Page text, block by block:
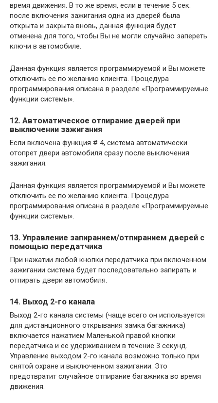
время движения. В то же время, если в течение 5 сек.
после включения зажигания одна из дверей была
открыта и закрыта вновь, данная функция будет
отменена для того, чтобы Вы не могли случайно запереть
ключи в автомобиле.
Данная функция является программируемой и Вы можете
отключить ее по желанию клиента. Процедура
программирования описана в разделе «Программируемые
функции системы».
12. Автоматическое отпирание дверей при
выключении зажигания
Если включена функция # 4, система автоматически
отопрет двери автомобиля сразу после выключения
зажигания.
Данная функция является программируемой и Вы можете
отключить ее по желанию клиента. Процедура
программирования описана в разделе «Программируемые
функции системы».
13. Управление запиранием/отпиранием дверей с
помощью передатчика
При нажатии любой кнопки передатчика при включенном
зажигании система будет последовательно запирать и
отпирать двери автомобиля.
14. Выход 2-го канала
Выход 2-го канала системы (чаще всего он используется
для дистанционного открывания замка багажника)
включается нажатием Маленькой правой кнопки
передатчика и ее удерживанием в течение 3 секунд.
Управление выходом 2-го канала возможно только при
снятой охране и выключенном зажигании. Это
предотвратит случайное отпирание багажника во время
движения.